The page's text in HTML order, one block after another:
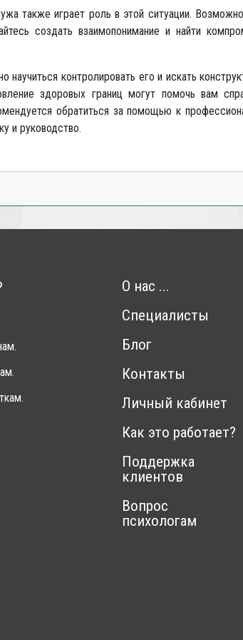
также играет роль в этой ситуации.
создать взаимопонимание и найти
контролировать его и искать
здоровых границ могут помочь вам
обратиться за помощью к
и руководство.
О нас ...
Специалисты
Блог
Контакты
Личный кабинет
Как это работает?
Поддержка
клиентов
Вопрос
психологам